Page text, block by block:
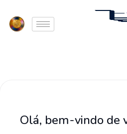
Olá, bem-vindo de